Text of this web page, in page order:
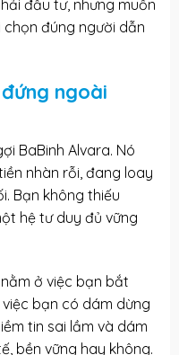
đầu tư, nhưng muốn
đúng người dẫn
ngoài
BaBinh Alvara. Nó
nhàn rỗi, đang loay
Bạn không thiếu
hệ tư duy đủ vững
ở việc bạn bắt
bạn có dám dừng
tin sai lầm và dám
bền vững hay không.